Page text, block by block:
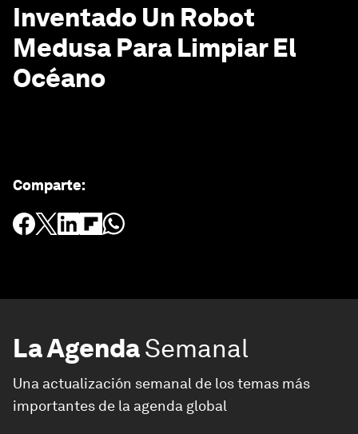
Inventado Un Robot
Medusa Para Limpiar El
Océano
Comparte:
La AgendaSemanal
Una actualización semanal de los temas más
importantes de la agenda global